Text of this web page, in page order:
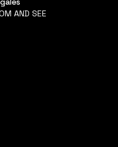
AND SEE